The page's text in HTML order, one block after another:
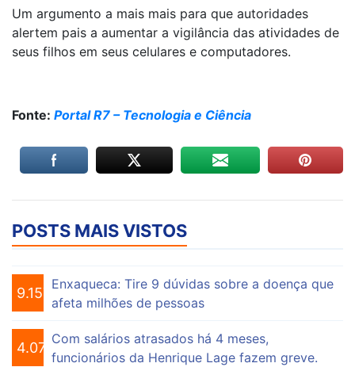
Um argumento a mais mais para que autoridades
alertem pais a aumentar a vigilância das atividades de
seus filhos em seus celulares e computadores.
Fonte: Portal R7 – Tecnologia e Ciência
POSTS MAIS VISTOS
9.157
Enxaqueca: Tire 9 dúvidas sobre a doença que
afeta milhões de pessoas
4.076
Com salários atrasados há 4 meses,
funcionários da Henrique Lage fazem greve.